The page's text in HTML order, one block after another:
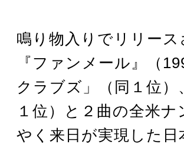
鳴り物入りでリリー
『ファンメール』（
クラブズ」（同１位
１位）と２曲の全米
やく来日が実現した